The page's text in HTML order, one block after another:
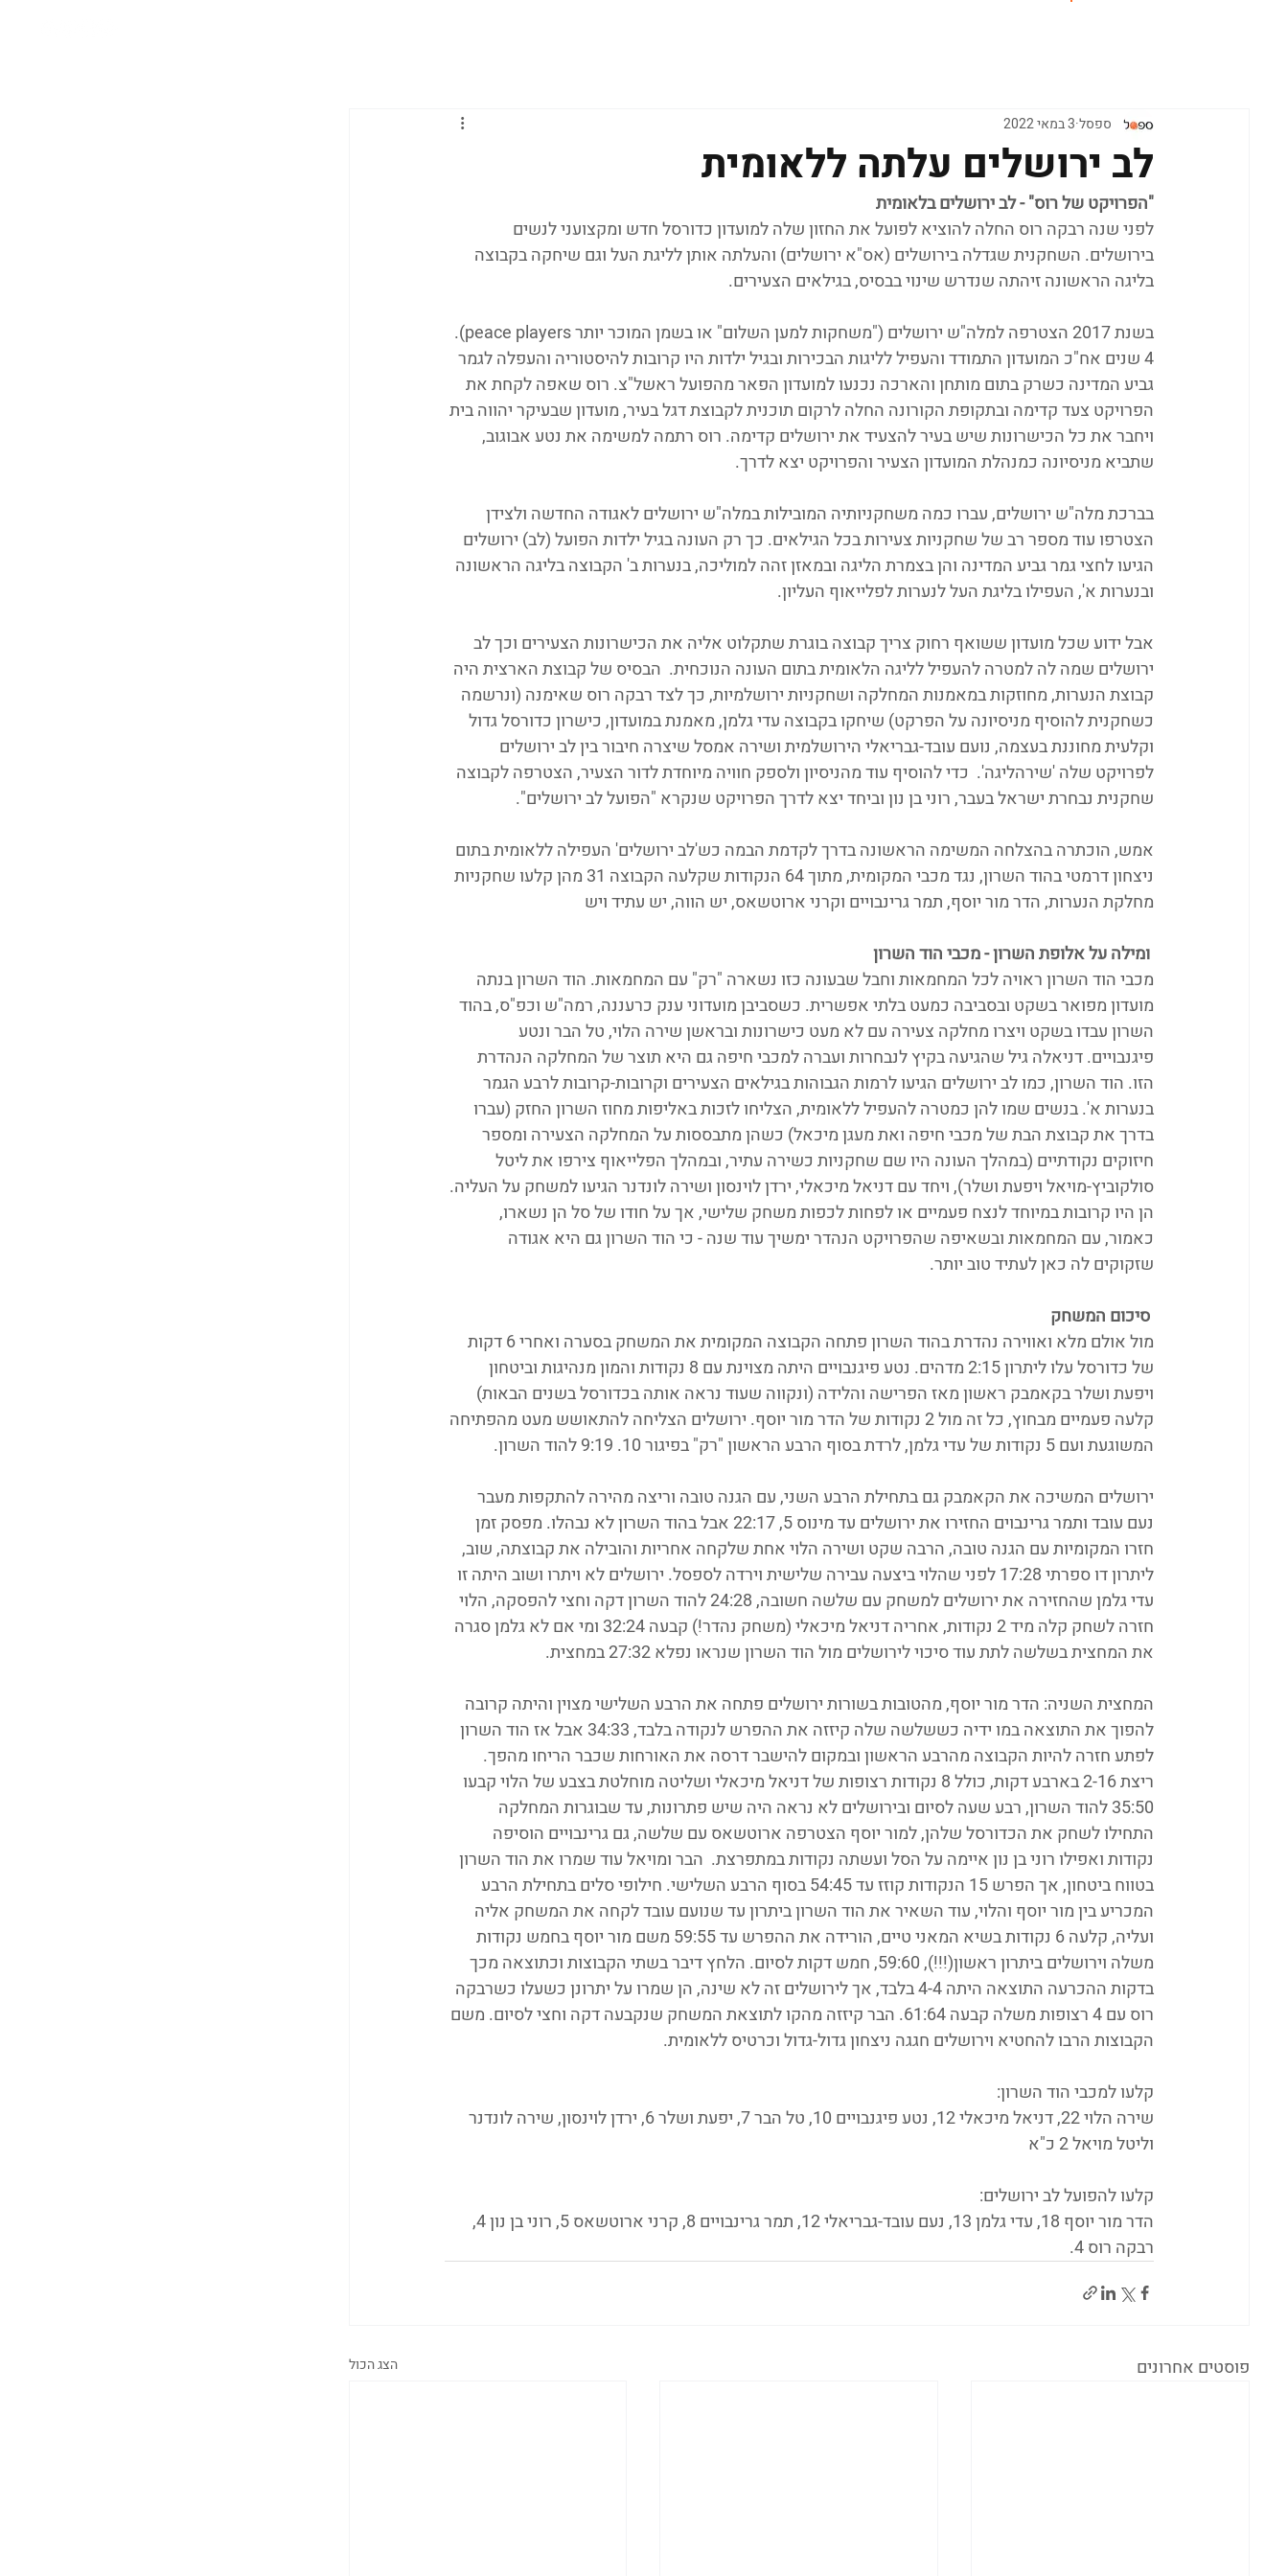
לב ירושלים עלתה ללאומית
ספסל 3 במאי 2022
"הפרויקט של רוס" - לב ירושלים בלאומית
לפני שנה רבקה רוס החלה להוציא לפועל את החזון שלה למועדון כדורסל חדש ומקצועני לנשים
בירושלים. השחקנית שגדלה בירושלים (אס"א ירושלים) והעלתה אותן לליגת העל וגם שיחקה בקבוצה
בליגה הראשונה זיהתה שנדרש שינוי בבסיס, בגילאים הצעירים.
בשנת 2017 הצטרפה למלה"ש ירושלים ("משחקות למען השלום" או בשמן המוכר יותר peace players).
4 שנים אח"כ המועדון התמודד והעפיל לליגות הבכירות ובגיל ילדות היו קרובות להיסטוריה והעפלה לגמר
גביע המדינה כשרק בתום מותחן והארכה נכנעו למועדון הפאר מהפועל ראשל"צ. רוס שאפה לקחת את
הפרויקט צעד קדימה ובתקופת הקורונה החלה לרקום תוכנית לקבוצת דגל בעיר, מועדון שבעיקר יהווה בית
ויחבר את כל הכישרונות שיש בעיר להצעיד את ירושלים קדימה. רוס רתמה למשימה את נטע אבוגוב,
שתביא מניסיונה כמנהלת המועדון הצעיר והפרויקט יצא לדרך.
בברכת מלה"ש ירושלים, עברו כמה משחקניותיה המובילות במלה"ש ירושלים לאגודה החדשה ולצידן
הצטרפו עוד מספר רב של שחקניות צעירות בכל הגילאים. כך רק העונה בגיל ילדות הפועל (לב) ירושלים
הגיעו לחצי גמר גביע המדינה והן בצמרת הליגה ובמאזן זהה למוליכה, בנערות ב' הקבוצה בליגה הראשונה
ובנערות א', העפילו בליגת העל לנערות לפלייאוף העליון.
אבל ידוע שכל מועדון ששואף רחוק צריך קבוצה בוגרת שתקלוט אליה את הכישרונות הצעירים וכך לב
ירושלים שמה לה למטרה להעפיל לליגה הלאומית בתום העונה הנוכחית.  הבסיס של קבוצת הארצית היה
קבוצת הנערות, מחוזקות במאמנות המחלקה ושחקניות ירושלמיות, כך לצד רבקה רוס שאימנה (ונרשמה
כשחקנית להוסיף מניסיונה על הפרקט) שיחקו בקבוצה עדי גלמן, מאמנת במועדון, כישרון כדורסל גדול
וקלעית מחוננת בעצמה, נועם עובד-גבריאלי הירושלמית ושירה אמסל שיצרה חיבור בין לב ירושלים
לפרויקט שלה 'שירהליגה'.  כדי להוסיף עוד מהניסיון ולספק חוויה מיוחדת לדור הצעיר, הצטרפה לקבוצה
שחקנית נבחרת ישראל בעבר, רוני בן נון וביחד יצא לדרך הפרויקט שנקרא "הפועל לב ירושלים".
אמש, הוכתרה בהצלחה המשימה הראשונה בדרך לקדמת הבמה כש'לב ירושלים' העפילה ללאומית בתום
ניצחון דרמטי בהוד השרון, נגד מכבי המקומית, מתוך 64 הנקודות שקלעה הקבוצה 31 מהן קלעו שחקניות
מחלקת הנערות, הדר מור יוסף, תמר גרינבויים וקרני ארוטשאס, יש הווה, יש עתיד ויש
ומילה על אלופת השרון - מכבי הוד השרון
מכבי הוד השרון ראויה לכל המחמאות וחבל שבעונה כזו נשארה "רק" עם המחמאות. הוד השרון בנתה
מועדון מפואר בשקט ובסביבה כמעט בלתי אפשרית. כשסביבן מועדוני ענק כרעננה, רמה"ש וכפ"ס, בהוד
השרון עבדו בשקט ויצרו מחלקה צעירה עם לא מעט כישרונות ובראשן שירה הלוי, טל הבר ונטע
פיגנבויים. דניאלה גיל שהגיעה בקיץ לנבחרות ועברה למכבי חיפה גם היא תוצר של המחלקה הנהדרת
הזו. הוד השרון, כמו לב ירושלים הגיעו לרמות הגבוהות בגילאים הצעירים וקרובות-קרובות לרבע הגמר
בנערות א'. בנשים שמו להן כמטרה להעפיל ללאומית, הצליחו לזכות באליפות מחוז השרון החזק (עברו
בדרך את קבוצת הבת של מכבי חיפה ואת מעגן מיכאל) כשהן מתבססות על המחלקה הצעירה ומספר
חיזוקים נקודתיים (במהלך העונה היו שם שחקניות כשירה עתיר, ובמהלך הפלייאוף צירפו את ליטל
סולקוביץ-מויאל ויפעת ושלר), ויחד עם דניאל מיכאלי, ירדן לוינסון ושירה לונדנר הגיעו למשחק על העליה.
הן היו קרובות במיוחד לנצח פעמיים או לפחות לכפות משחק שלישי, אך על חודו של סל הן נשארו,
כאמור, עם המחמאות ובשאיפה שהפרויקט הנהדר ימשיך עוד שנה - כי הוד השרון גם היא אגודה
שזקוקים לה כאן לעתיד טוב יותר.
סיכום המשחק
מול אולם מלא ואווירה נהדרת בהוד השרון פתחה הקבוצה המקומית את המשחק בסערה ואחרי 6 דקות
של כדורסל עלו ליתרון 2:15 מדהים. נטע פיגנבויים היתה מצוינת עם 8 נקודות והמון מנהיגות וביטחון
ויפעת ושלר בקאמבק ראשון מאז הפרישה והלידה (ונקווה שעוד נראה אותה בכדורסל בשנים הבאות)
קלעה פעמיים מבחוץ, כל זה מול 2 נקודות של הדר מור יוסף. ירושלים הצליחה להתאושש מעט מהפתיחה
המשוגעת ועם 5 נקודות של עדי גלמן, לרדת בסוף הרבע הראשון "רק" בפיגור 10. 9:19 להוד השרון.
ירושלים המשיכה את הקאמבק גם בתחילת הרבע השני, עם הגנה טובה וריצה מהירה להתקפות מעבר
נעם עובד ותמר גרינבוים החזירו את ירושלים עד מינוס 5, 22:17 אבל בהוד השרון לא נבהלו. מפסק זמן
חזרו המקומיות עם הגנה טובה, הרבה שקט ושירה הלוי אחת שלקחה אחריות והובילה את קבוצתה, שוב,
ליתרון דו ספרתי 17:28 לפני שהלוי ביצעה עבירה שלישית וירדה לספסל. ירושלים לא ויתרו ושוב היתה זו
עדי גלמן שהחזירה את ירושלים למשחק עם שלשה חשובה, 24:28 להוד השרון דקה וחצי להפסקה, הלוי
חזרה לשחק קלה מיד 2 נקודות, אחריה דניאל מיכאלי (משחק נהדר!) קבעה 32:24 ומי אם לא גלמן סגרה
את המחצית בשלשה לתת עוד סיכוי לירושלים מול הוד השרון שנראו נפלא 27:32 במחצית.
המחצית השניה: הדר מור יוסף, מהטובות בשורות ירושלים פתחה את הרבע השלישי מצוין והיתה קרובה
להפוך את התוצאה במו ידיה כששלשה שלה קיזזה את ההפרש לנקודה בלבד, 34:33 אבל אז הוד השרון
לפתע חזרה להיות הקבוצה מהרבע הראשון ובמקום להישבר דרסה את האורחות שכבר הריחו מהפך.
ריצת 2-16 בארבע דקות, כולל 8 נקודות רצופות של דניאל מיכאלי ושליטה מוחלטת בצבע של הלוי קבעו
35:50 להוד השרון, רבע שעה לסיום ובירושלים לא נראה היה שיש פתרונות, עד שבוגרות המחלקה
התחילו לשחק את הכדורסל שלהן, למור יוסף הצטרפה ארוטשאס עם שלשה, גם גרינבויים הוסיפה
נקודות ואפילו רוני בן נון איימה על הסל ועשתה נקודות במתפרצת.  הבר ומויאל עוד שמרו את הוד השרון
בטווח ביטחון, אך הפרש 15 הנקודות קוזז עד 54:45 בסוף הרבע השלישי. חילופי סלים בתחילת הרבע
המכריע בין מור יוסף והלוי, עוד השאיר את הוד השרון ביתרון עד שנועם עובד לקחה את המשחק אליה
ועליה, קלעה 6 נקודות בשיא המאני טיים, הורידה את ההפרש עד 59:55 משם מור יוסף בחמש נקודות
משלה וירושלים ביתרון ראשון(!!!), 59:60, חמש דקות לסיום. הלחץ דיבר בשתי הקבוצות וכתוצאה מכך
בדקות ההכרעה התוצאה היתה 4-4 בלבד, אך לירושלים זה לא שינה, הן שמרו על יתרונן כשעלו כשרבקה
רוס עם 4 רצופות משלה קבעה 61:64. הבר קיזזה מהקו לתוצאת המשחק שנקבעה דקה וחצי לסיום. משם
הקבוצות הרבו להחטיא וירושלים חגגה ניצחון גדול-גדול וכרטיס ללאומית.
קלעו למכבי הוד השרון:
שירה הלוי 22, דניאל מיכאלי 12, נטע פיגנבויים 10, טל הבר 7, יפעת ושלר 6, ירדן לוינסון, שירה לונדנר
וליטל מויאל 2 כ"א
קלעו להפועל לב ירושלים:
הדר מור יוסף 18, עדי גלמן 13, נעם עובד-גבריאלי 12, תמר גרינבויים 8, קרני ארוטשאס 5, רוני בן נון 4,
רבקה רוס 4.
פוסטים אחרונים הצג הכול